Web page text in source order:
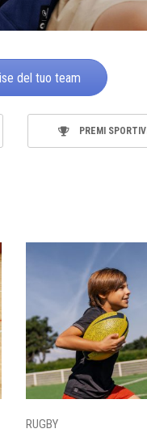
del tuo team
PREMI SPORTIVI
RUGBY